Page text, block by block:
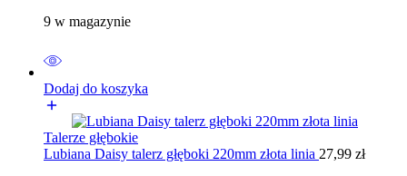
9 w magazynie
Dodaj do koszyka
Talerze głębokie
Lubiana Daisy talerz głęboki 220mm złota linia 27,99 zł